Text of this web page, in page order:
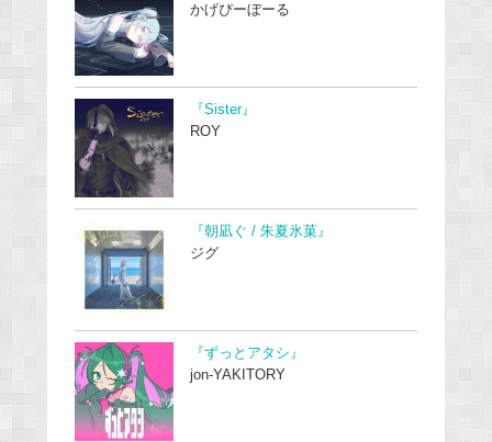
かげぴーぼーる
『Sister』
ROY
『朝凪ぐ / 朱夏氷菓』
ジグ
『ずっとアタシ』
jon-YAKITORY